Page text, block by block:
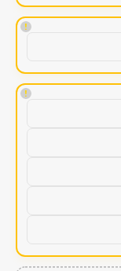
!
!